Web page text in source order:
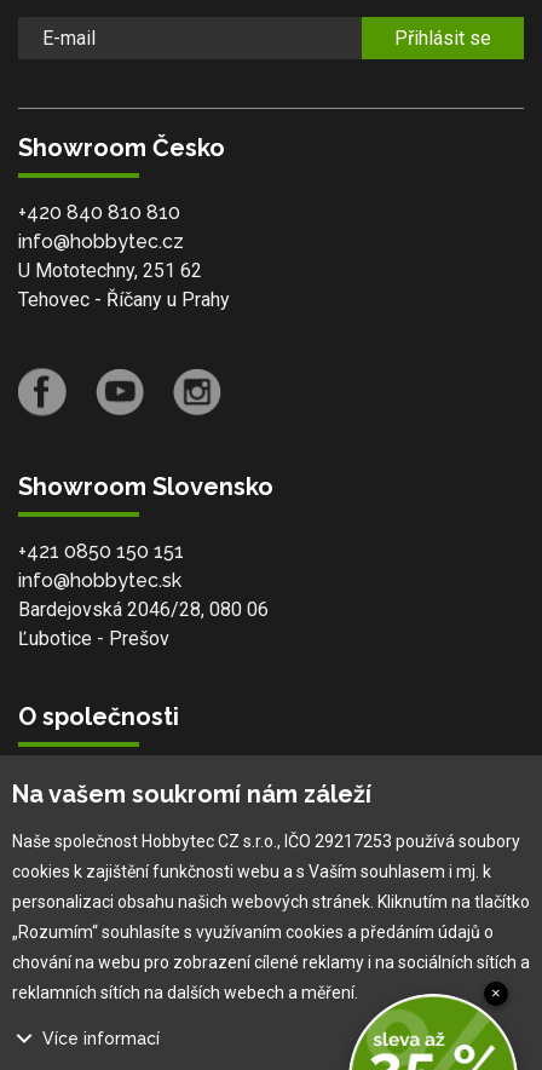
Přihlásit se
Showroom Česko
+420 840 810 810
info@hobbytec.cz
U Mototechny, 251 62
Tehovec - Říčany u Prahy
Showroom Slovensko
+421 0850 150 151
info@hobbytec.sk
Bardejovská 2046/28, 080 06
Ľubotice - Prešov
O společnosti
Vlastní výroba
Náš tým
O nás
Pro zákazníka
Obchodní podmínky
Jak na reklamaci
Na vašem soukromí nám záleží
Naše společnost Hobbytec CZ s.r.o., IČO 29217253 používá soubory
cookies k zajištění funkčnosti webu a s Vaším souhlasem i mj. k
personalizaci obsahu našich webových stránek. Kliknutím na tlačítko
„Rozumím“ souhlasíte s využívaním cookies a předáním údajů o
chování na webu pro zobrazení cílené reklamy i na sociálních sítích a
reklamních sítích na dalších webech a měření.
Více informací
×